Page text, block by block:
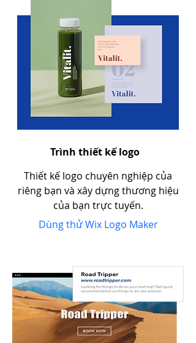
Trình thiết kế logo
Thiết kế logo chuyên nghiệp của
riêng bạn và xây dựng thương hiệu
của bạn trực tuyến.
Dùng thử Wix Logo Maker